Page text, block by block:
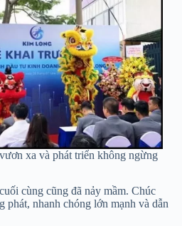
xa và phát triển không ngừng
cùng cũng đã nảy mầm. Chúc
phát, nhanh chóng lớn mạnh và dẫn